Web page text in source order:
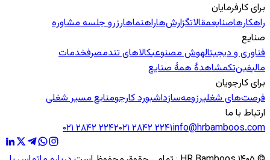
برای کارفرمایان
راهکارهاصنایعمقالاتگزارش‌هاراهنماهارزرو جلسه مشاوره
صنایع
فناوری و دیجیتالهوش مصنوعیکالاهای تندمصرفخدمات
مالیفین‌تکمشاهدهٔ همهٔ صنایع
برای کارجویان
فرصت‌های شغلیرزومه‌سازداشبورد کارجومنابع مسیر شغلی
ارتباط با ما
info@hrbamboos.com۰۲۱ ۲۸۴۲ ۲۲۴۱۰۲۱ ۲۸۴۲ ۲۲۴۲